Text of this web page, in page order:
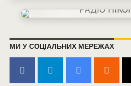
МИ У СОЦІАЛЬНИХ МЕРЕЖАХ